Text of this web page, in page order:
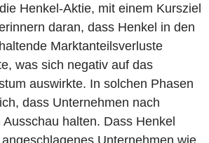
Henkel-Aktie, mit einem Kursziel
daran, dass Henkel in den
Marktanteilsverluste
was sich negativ auf das
auswirkte. In solchen Phasen
dass Unternehmen nach
halten. Dass Henkel
Unternehmen wie